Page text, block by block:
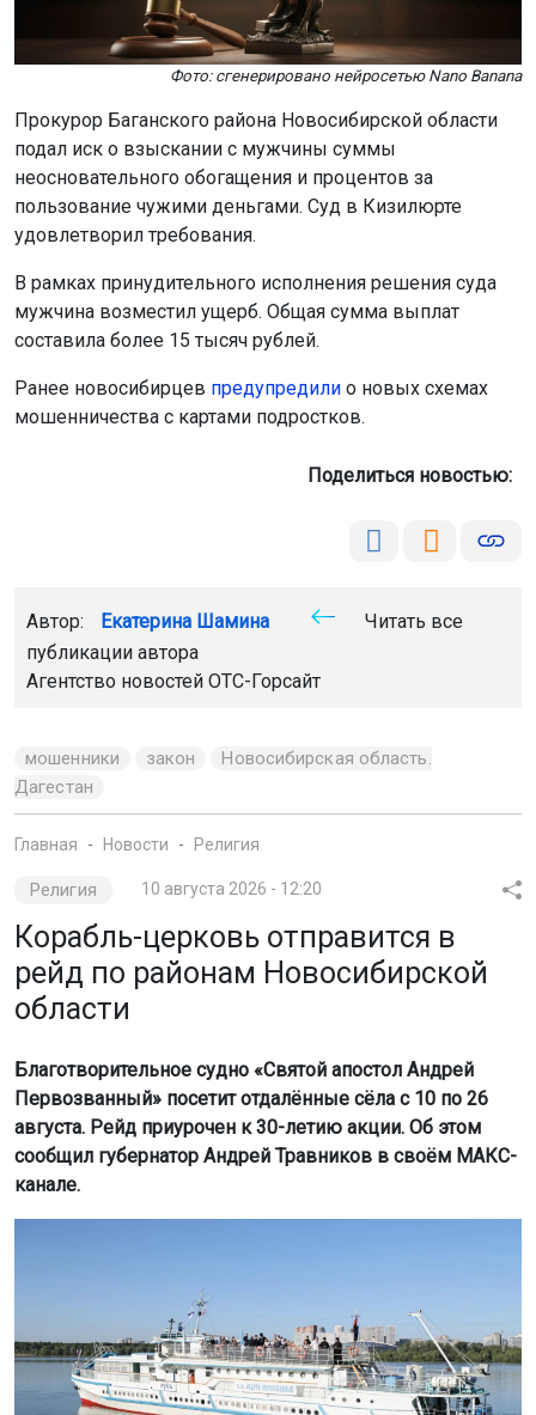
Фото: сгенерировано нейросетью Nano Banana
Прокурор Баганского района Новосибирской области
подал иск о взыскании с мужчины суммы
неосновательного обогащения и процентов за
пользование чужими деньгами. Суд в Кизилюрте
удовлетворил требования.
В рамках принудительного исполнения решения суда
мужчина возместил ущерб. Общая сумма выплат
составила более 15 тысяч рублей.
Ранее новосибирцев предупредили о новых схемах
мошенничества с картами подростков.
Поделиться новостью:
Автор: Екатерина Шамина
Читать все
публикации автора
Агентство новостей ОТС-Горсайт
мошенники закон
Новосибирская область.
Дагестан
Главная Новости Религия
Религия 10 августа 2026 - 12:20
Корабль-церковь отправится в
рейд по районам Новосибирской
области
Благотворительное судно «Святой апостол Андрей
Первозванный» посетит отдалённые сёла с 10 по 26
августа. Рейд приурочен к 30-летию акции. Об этом
сообщил губернатор Андрей Травников в своём МАКС-
канале.